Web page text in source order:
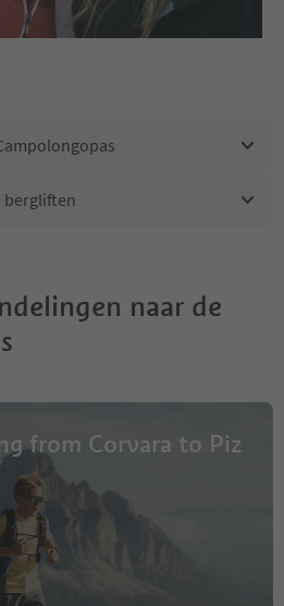
bergliften
naar de
from Corvara to Piz